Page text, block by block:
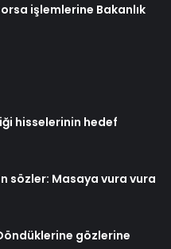
işlemlerine Bakanlık
hisselerinin hedef
sözler: Masaya vura vura
gözlerine